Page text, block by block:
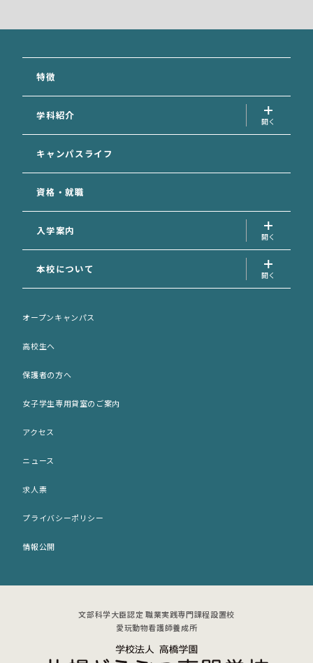
特徴
学科紹介
犬の美容学科
愛玩動物看護学科
専攻科
キャンパスライフ
資格・就職
入学案内
入学案内トップ
資料請求フォーム
AO面談申込フォーム
AO選考エントリーシート (印刷用)
出願願書 (印刷用)
本校について
歴史・沿革
施設紹介
アクセス
オープンキャンパス
高校生へ
保護者の方へ
女子学生専用貸室のご案内
アクセス
ニュース
求人票
プライバシーポリシー
情報公開
文部科学大臣認定 職業実践専門課程設置校
愛玩動物看護師養成所